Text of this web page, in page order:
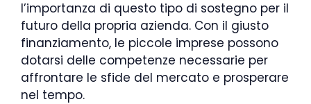
l’importanza di questo tipo di sostegno per il
futuro della propria azienda. Con il giusto
finanziamento, le piccole imprese possono
dotarsi delle competenze necessarie per
affrontare le sfide del mercato e prosperare
nel tempo.